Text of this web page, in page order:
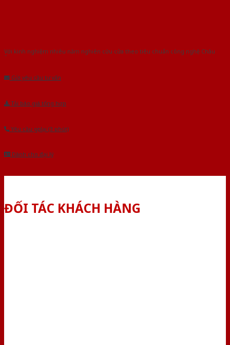
Với kinh nghiệm nhiêu năm nghiên cứu cửa theo tiêu chuẩn công nghệ Châu
Gửi yêu cầu tư vấn
Tải báo giá tổng hợp
Yêu cầu gọi lại (3 phút)
Dành cho đại lý
ĐỐI TÁC KHÁCH HÀNG